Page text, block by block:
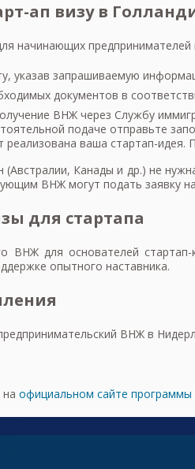
ап визу в
начинающих
указав запрашиваемую
документов в
ВНЖ через Службу
подаче отправьте
ваша стартап-идея.
Канады и др.) не
ВНЖ могут подать заявку
для стартапа
ВНЖ для основателей
опытного наставника.
ВНЖ в
официальном сайте программы